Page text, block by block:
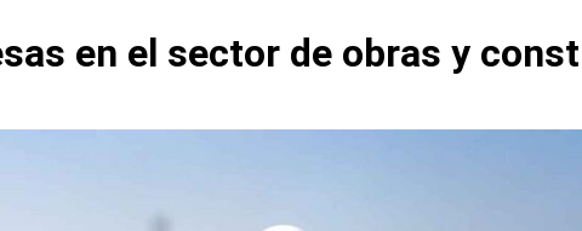
en el sector de obras y